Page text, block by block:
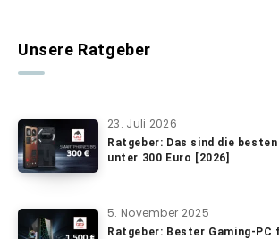
Unsere Ratgeber
23. Juli 2026
Ratgeber: Das sind die
unter 300 Euro [2026]
5. November 2025
Ratgeber: Bester Gaming-PC